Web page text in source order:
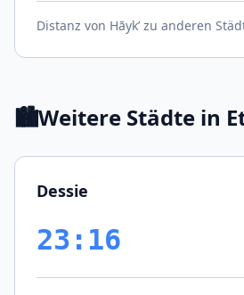
Distanz von Hāyk’ zu anderen
🏙️Weitere Städte in
Dessie
23:16